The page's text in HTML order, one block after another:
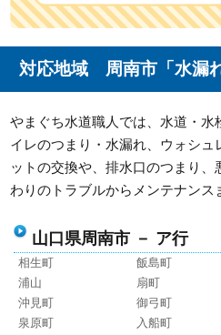
対応地域 周南市「水漏
やまぐち水道職人では、水道・水
イレのつまり・水漏れ、ウォシ
ットの交換や、排水口のつまり、
わりのトラブルからメンテナンス
山口県周南市 － ア行
相生町 飯島町
浦山
扇町
沖見町
御弓町
泉原町
入船町